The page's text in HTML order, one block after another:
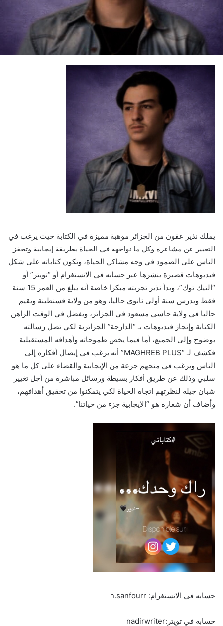
ت
ر
و
ن
ي
يملك نذير عقون من الجزائر موهبة مميزة في الكتابة حيث يرغب في
التعبير عن مشاعره وكل ما نواجهه في الحياة بطريقة إيجابية وتحفز
الناس على الصمود في وجه مشاكل الحياة، وتكون كتاباته على شكل
فيديوهات قصيرة ينشرها عبر حسابه في الانستغرام أو “تويتر” أو
“التيك توك”، وبدأ نذير تجربته مبكرا خاصة أنه يبلغ من العمر 15 سنة
فقط ويدرس سنة أولى ثانوي حاليا، وهو من ولاية قسنطينة ويقيم
حاليا في ولاية حاسي مسعود في الجزائر، ويفضل في الوقت الراهن
الكتابة وإنجاز فيديوهات بـ “الدارجة” الجزائرية لكي تصل رسالته
بوضوح وإلى الجميع، أما فيما يخص طموحاته وأهدافه المستقبلية
فكشف لـ “MAGHREB PLUS” أنه يرغب في إيصال أفكاره إلى
الناس ويرغب في منحهم جرعة من الإيجابية والقضاء على كل ما هو
سلبي وذلك عن طريق أفكار بسيطة ورسائل مباشرة من أجل تغيير
شبان جيله لنظرتهم اتجاه الحياة لكي يتمكنوا من تحقيق أهدافهم،
وأضاف أن شعاره هو “الإيجابية جزء من حياتنا”.
حسابه في الانستغرام: n.sanfourr
حسابه في تويتر:nadirwriter